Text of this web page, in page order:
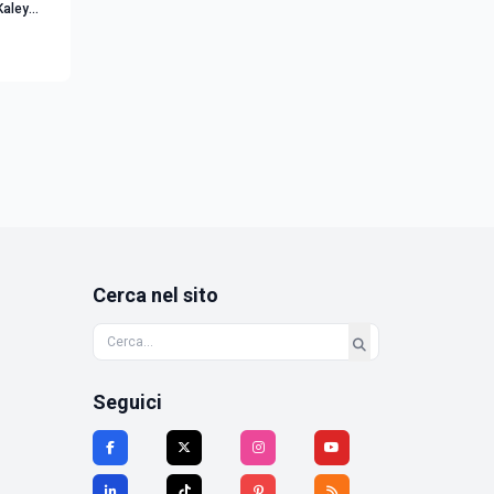
Cerca nel sito
Seguici